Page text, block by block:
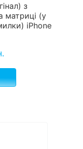
з
матриці (у
iPhone